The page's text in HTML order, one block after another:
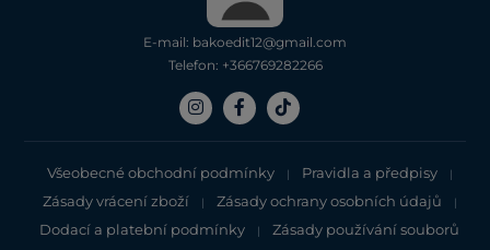
E-mail: bakoedit12@gmail.com
Telefon: +366769282266
Všeobecné obchodní podmínky | Pravidla a předpisy |
Zásady vrácení zboží | Zásady ochrany osobních údajů |
Dodací a platební podmínky |
Zásady používání souborů